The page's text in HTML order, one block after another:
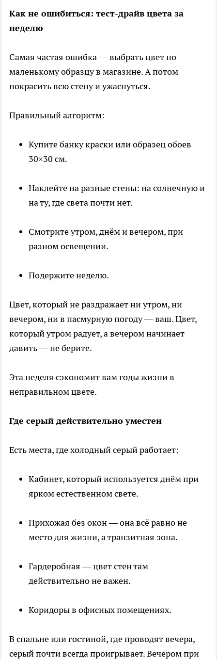
Как не ошибиться: тест-драйв цвета за
неделю
Самая частая ошибка — выбрать цвет по
маленькому образцу в магазине. А потом
покрасить всю стену и ужаснуться.
Правильный алгоритм:
Купите банку краски или образец обоев
30×30 см.
Наклейте на разные стены: на солнечную и
на ту, где света почти нет.
Смотрите утром, днём и вечером, при
разном освещении.
Подержите неделю.
Цвет, который не раздражает ни утром, ни
вечером, ни в пасмурную погоду — ваш. Цвет,
который утром радует, а вечером начинает
давить — не берите.
Эта неделя сэкономит вам годы жизни в
неправильном цвете.
Где серый действительно уместен
Есть места, где холодный серый работает:
Кабинет, который используется днём при
ярком естественном свете.
Прихожая без окон — она всё равно не
место для жизни, а транзитная зона.
Гардеробная — цвет стен там
действительно не важен.
Коридоры в офисных помещениях.
В спальне или гостиной, где проводят вечера,
серый почти всегда проигрывает. Вечером при